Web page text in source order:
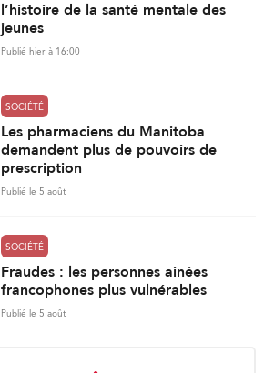
l’histoire de la santé mentale des
jeunes
Publié hier à 16:00
SOCIÉTÉ
Les pharmaciens du Manitoba
demandent plus de pouvoirs de
prescription
Publié le 5 août
SOCIÉTÉ
Fraudes : les personnes ainées
francophones plus vulnérables
Publié le 5 août